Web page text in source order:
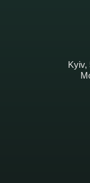
Kyiv,